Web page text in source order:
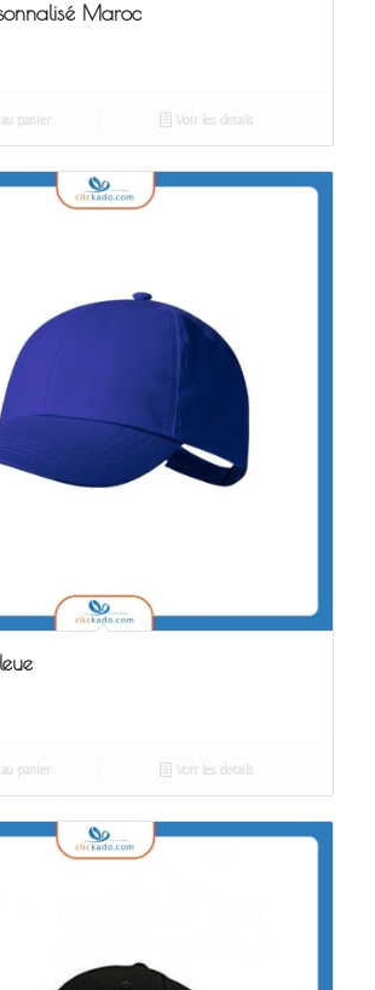
Maroc
panier Voir les détails
panier Voir les détails